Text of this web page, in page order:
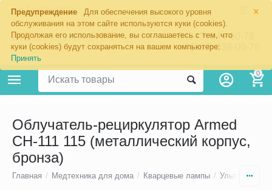
×
Предупреждение
Для обеспечения высокого уровня
обслуживания на этом сайте используются куки (cookies).
Продолжая его использование, вы соглашаетесь с тем, что
куки (cookies) будут сохраняться на вашем компьютере:
Принять
Екатеринбург
8 (343) 344-60-76
+7 (967) 639-00-76
0
Облучатель-рециркулятор Armed
CH-111 115 (металлический корпус,
бронза)
Главная / Медтехника для дома / Кварцевые лампы /